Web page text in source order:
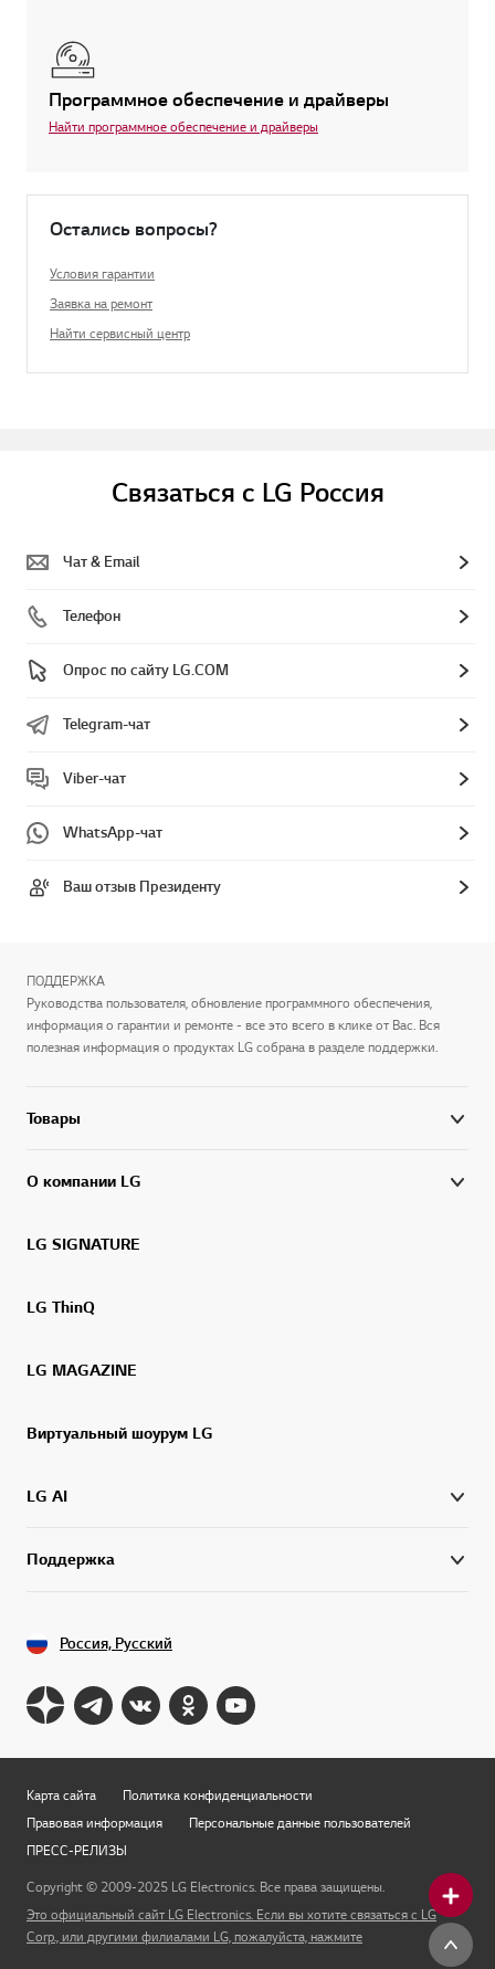
Программное обеспечение и драйверы
Найти программное обеспечение и драйверы
Остались вопросы?
Условия гарантии
Заявка на ремонт
Найти сервисный центр
Связаться с LG Россия
Чат & Email
Телефон
Опрос по сайту LG.COM
Telegram-чат
Viber-чат
WhatsApp-чат
Ваш отзыв Президенту
ПОДДЕРЖКА
Руководства пользователя, обновление программного обеспечения,
информация о гарантии и ремонте - все это всего в клике от Вас. Вся
полезная информация о продуктах LG собрана в разделе поддержки.
Товары
О компании LG
LG SIGNATURE
LG ThinQ
LG MAGAZINE
Виртуальный шоурум LG
LG AI
Поддержка
Россия, Русский
Карта сайта
Политика конфиденциальности
Правовая информация
Персональные данные пользователей
ПРЕСС-РЕЛИЗЫ
Copyright © 2009-2025 LG Electronics. Все права защищены.
Это официальный сайт LG Electronics. Если вы хотите связаться с LG
Corp., или другими филиалами LG, пожалуйста, нажмите